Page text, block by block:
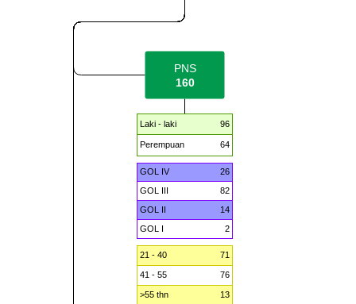
PNS
160
Laki - laki 96
Perempuan 64
GOL IV
26
GOL III
82
GOL II
14
GOL I
2
21 - 40 71
41 - 55 76
>55 thn 13